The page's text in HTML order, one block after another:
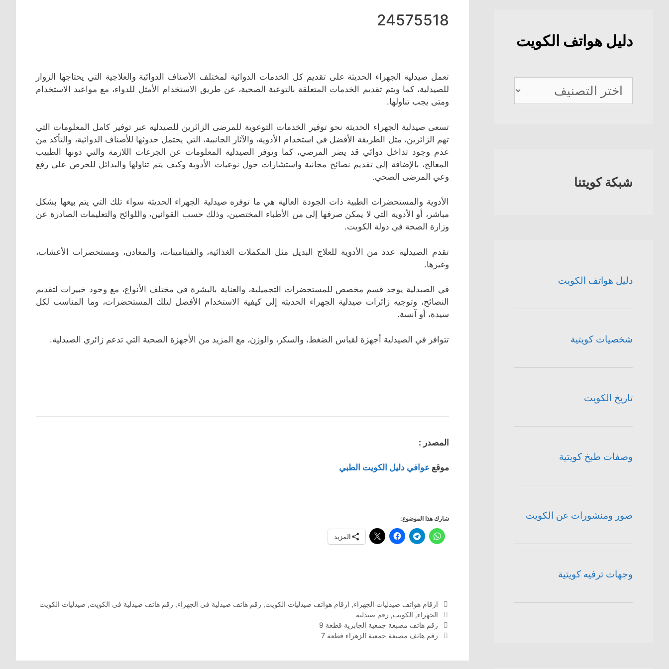
24575518
تعمل صيدلية الجهراء الحدیثة على تقديم كل الخدمات الدوائية لمختلف الأصناف الدوائية والعلاجية التي يحتاجها الزوار
للصيدلية، كما ويتم تقديم الخدمات المتعلقة بالتوعية الصحية، عن طريق الاستخدام الأمثل للدواء، مع مواعيد الاستخدام
ومتى يجب تناولها.
تسعى صيدلية الجهراء الحدیثة نحو توفير الخدمات التوعوية للمرضى الزائرين للصيدلية عبر توفير كامل المعلومات التي
تهم الزائرين، مثل الطريقة الأفضل في استخدام الأدوية، والآثار الجانبية، التي يحتمل حدوثها للأصناف الدوائية، والتأكد من
عدم وجود تداخل دوائي قد يضر المرضي، كما وتوفر الصيدلية المعلومات عن الجرعات اللازمة والتي دونها الطبيب
المعالج، بالإضافة إلى تقديم نصائح مجانية واستشارات حول نوعيات الأدوية وكيف يتم تناولها والبدائل للحرص على رفع
وعي المرضى الصحي.
الأدوية والمستحضرات الطبية ذات الجودة العالية هي ما توفره صيدلية الجهراء الحدیثة سواء تلك التي يتم بيعها بشكل
مباشر، أو الأدوية التي لا يمكن صرفها إلى من الأطباء المختصين، وذلك حسب القوانين، واللوائح والتعليمات الصادرة عن
وزارة الصحة في دولة الكويت.
تقدم الصيدلية عدد من الأدوية للعلاج البديل مثل المكملات الغذائية، والفيتامينات، والمعادن، ومستحضرات الأعشاب،
وغيرها.
في الصيدلية يوجد قسم مخصص للمستحضرات التجميلية، والعناية بالبشرة في مختلف الأنواع، مع وجود خبيرات لتقديم
النصائح، وتوجيه زائرات صيدلية الجهراء الحدیثة إلى كيفية الاستخدام الأفضل لتلك المستحضرات، وما المناسب لكل
سيدة، أو آنسة.
تتوافر في الصيدلية أجهزة لقياس الضغط، والسكر، والوزن، مع المزيد من الأجهزة الصحية التي تدعم زائري الصيدلية.
المصدر :
موقع عوافي دليل الكويت الطبي
شارك هذا الموضوع:
المزيد
التصنيفات
ارقام هواتف صيدليات الجهراء, ارقام هواتف صيدليات الكويت, رقم هاتف صيدلية في الجهراء, رقم هاتف صيدلية في الكويت, صيدليات الكويت
الوسوم
الجهراء, الكويت, رقم صيدلية
رقم هاتف مصبغة جمعية الجابرية قطعة 9
رقم هاتف مصبغة جمعية الزهراء قطعة 7
دليل هواتف الكويت
دليل
هواتف
شبكة كويتنا
دليل هواتف الكويت
شخصيات كويتية
تاريخ الكويت
وصفات طبخ كويتية
صور ومنشورات عن الكويت
وجهات ترفيه كويتية